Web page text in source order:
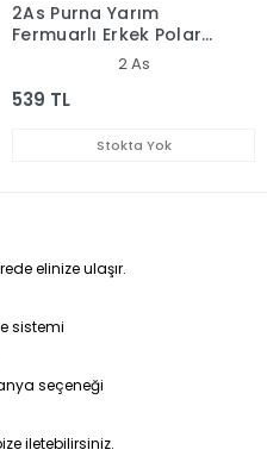
2As Purna Yarım
Fermuarlı Erkek Polar
Sweatshirt Lacivert
2 As
539 TL
Stokta Yok
elinize ulaşır.
sistemi
seçeneği
iletebilirsiniz.